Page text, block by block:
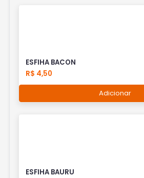
ESFIHA BACON
R$ 4,50
Adicionar
ESFIHA BAURU